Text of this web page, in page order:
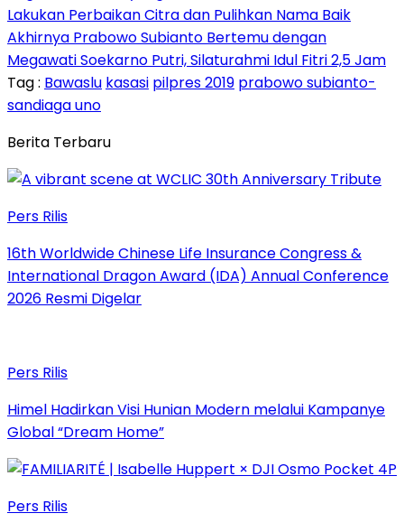
Lakukan Perbaikan Citra dan Pulihkan Nama Baik
Akhirnya Prabowo Subianto Bertemu dengan
Megawati Soekarno Putri, Silaturahmi Idul Fitri 2,5 Jam
Tag : Bawaslu kasasi pilpres 2019 prabowo subianto-
sandiaga uno
Berita Terbaru
Pers Rilis
16th Worldwide Chinese Life Insurance Congress &
International Dragon Award (IDA) Annual Conference
2026 Resmi Digelar
Pers Rilis
Himel Hadirkan Visi Hunian Modern melalui Kampanye
Global “Dream Home”
Pers Rilis